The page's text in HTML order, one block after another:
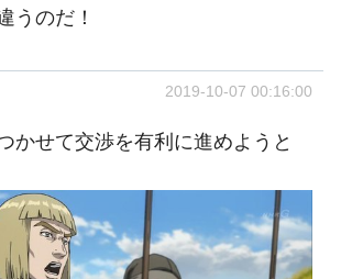
うのだ！
2019-10-07 00:16:00
かせて交渉を有利に進めようと